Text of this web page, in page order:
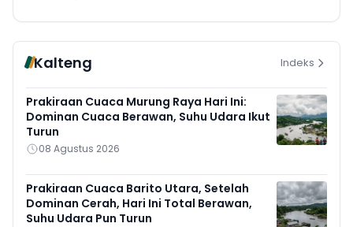
Kalteng Indeks
Prakiraan Cuaca Murung Raya Hari Ini:
Dominan Cuaca Berawan, Suhu Udara Ikut
Turun
08 Agustus 2026
Prakiraan Cuaca Barito Utara, Setelah
Dominan Cerah, Hari Ini Total Berawan,
Suhu Udara Pun Turun